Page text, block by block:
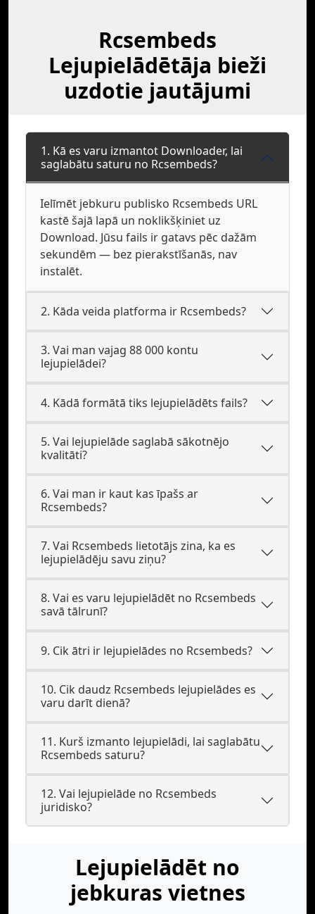
Rcsembeds
Lejupielādētāja bieži
uzdotie jautājumi
1. Kā es varu izmantot Downloader, lai
saglabātu saturu no Rcsembeds?
Ielīmēt jebkuru publisko Rcsembeds URL
kastē šajā lapā un noklikšķiniet uz
Download. Jūsu fails ir gatavs pēc dažām
sekundēm — bez pierakstīšanās, nav
instalēt.
2. Kāda veida platforma ir Rcsembeds?
3. Vai man vajag 88 000 kontu
lejupielādei?
4. Kādā formātā tiks lejupielādēts fails?
5. Vai lejupielāde saglabā sākotnējo
kvalitāti?
6. Vai man ir kaut kas īpašs ar
Rcsembeds?
7. Vai Rcsembeds lietotājs zina, ka es
lejupielādēju savu ziņu?
8. Vai es varu lejupielādēt no Rcsembeds
savā tālrunī?
9. Cik ātri ir lejupielādes no Rcsembeds?
10. Cik daudz Rcsembeds lejupielādes es
varu darīt dienā?
11. Kurš izmanto lejupielādi, lai saglabātu
Rcsembeds saturu?
12. Vai lejupielāde no Rcsembeds
juridisko?
Lejupielādēt no
jebkuras vietnes